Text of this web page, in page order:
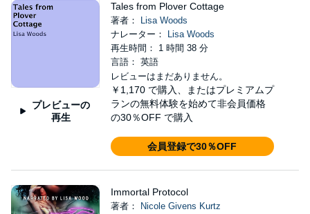
プレビューの
再生
Tales from Plover Cottage
著者：
Lisa Woods
ナレーター：
Lisa Woods
再生時間： 1 時間 38 分
言語： 英語
レビューはまだありません。
￥1,170 で購入、またはプレミアムプ
ランの無料体験を始めて非会員価格
の30％OFF で購入
会員登録で30％OFF
Immortal Protocol
著者：
Nicole Givens Kurtz